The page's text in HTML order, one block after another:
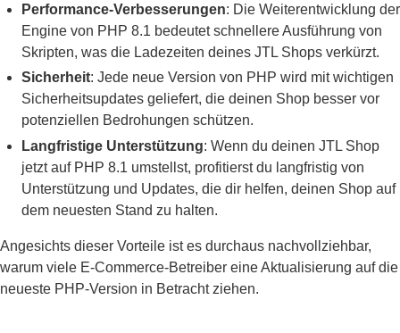
Performance-Verbesserungen: Die Weiterentwicklung der
Engine von PHP 8.1 bedeutet schnellere Ausführung von
Skripten, was die Ladezeiten deines JTL Shops verkürzt.
Sicherheit: Jede neue Version von PHP wird mit wichtigen
Sicherheitsupdates geliefert, die deinen Shop besser vor
potenziellen Bedrohungen schützen.
Langfristige Unterstützung: Wenn du deinen JTL Shop
jetzt auf PHP 8.1 umstellst, profitierst du langfristig von
Unterstützung und Updates, die dir helfen, deinen Shop auf
dem neuesten Stand zu halten.
Angesichts dieser Vorteile ist es durchaus nachvollziehbar,
warum viele E-Commerce-Betreiber eine Aktualisierung auf die
neueste PHP-Version in Betracht ziehen.